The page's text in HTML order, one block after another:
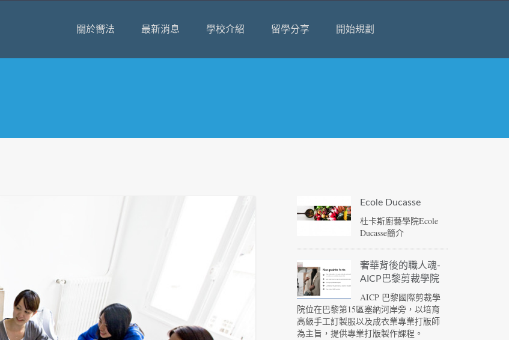
關於嚮法 最新消息 學校介紹 留學分享 開始規劃
Ecole Ducasse
杜卡斯廚藝學院Ecole
Ducasse簡介
奢華背後的職人魂-
AICP巴黎剪裁學院
AICP 巴黎國際剪裁學
院位在巴黎第15區塞納河岸旁，以培育
高級手工訂製服以及成衣業專業打版師
為主旨，提供專業打版製作課程。